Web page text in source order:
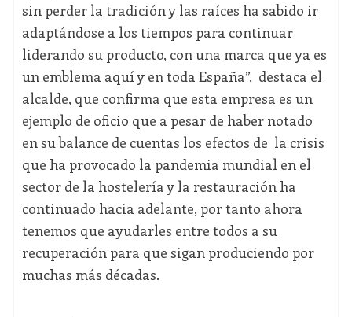
sin perder la tradición y las raíces ha sabido ir
adaptándose a los tiempos para continuar
liderando su producto, con una marca que ya es
un emblema aquí y en toda España”, destaca el
alcalde, que confirma que esta empresa es un
ejemplo de oficio que a pesar de haber notado
en su balance de cuentas los efectos de la crisis
que ha provocado la pandemia mundial en el
sector de la hostelería y la restauración ha
continuado hacia adelante, por tanto ahora
tenemos que ayudarles entre todos a su
recuperación para que sigan produciendo por
muchas más décadas.